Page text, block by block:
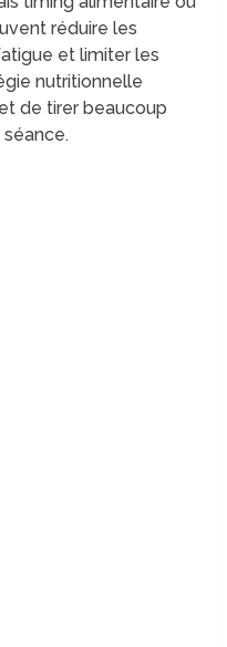
réduire les
et limiter les
nutritionnelle
de tirer beaucoup